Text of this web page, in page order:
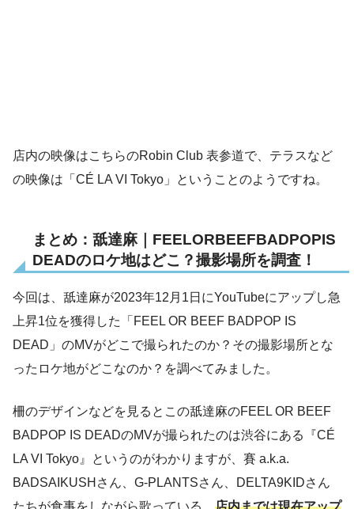
店内の映像はこちらのRobin Club 表参道で、テラスなど
の映像は「CÉ LA VI Tokyo」ということのようですね。
まとめ：舐達麻｜FEELORBEEFBADPOPIS
DEADのロケ地はどこ？撮影場所を調査！
今回は、舐達麻が2023年12月1日にYouTubeにアップし急
上昇1位を獲得した「FEEL OR BEEF BADPOP IS
DEAD」のMVがどこで撮られたのか？その撮影場所とな
ったロケ地がどこなのか？を調べてみました。
柵のデザインなどを見るとこの舐達麻のFEEL OR BEEF
BADPOP IS DEADのMVが撮られたのは渋谷にある『CÉ
LA VI Tokyo』というのがわかりますが、賽 a.k.a.
BADSAIKUSHさん、G-PLANTSさん、DELTA9KIDさん
たちが食事をしながら歌っている、 店内までは現在アップ